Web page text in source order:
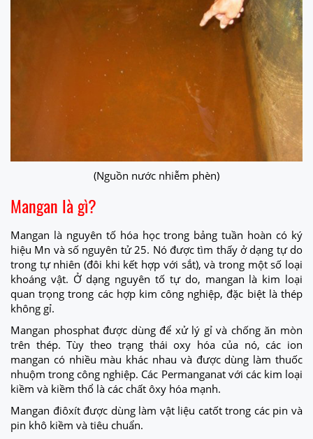
(Nguồn nước nhiễm phèn)
Mangan là gì?
Mangan là nguyên tố hóa học trong bảng tuần hoàn có ký
hiệu Mn và số nguyên tử 25. Nó được tìm thấy ở dạng tự do
trong tự nhiên (đôi khi kết hợp với sắt), và trong một số loại
khoáng vật. Ở dạng nguyên tố tự do, mangan là kim loại
quan trọng trong các hợp kim công nghiệp, đặc biệt là thép
không gỉ.
Mangan phosphat được dùng để xử lý gỉ và chống ăn mòn
trên thép. Tùy theo trạng thái oxy hóa của nó, các ion
mangan có nhiều màu khác nhau và được dùng làm thuốc
nhuộm trong công nghiệp. Các Permanganat với các kim loại
kiềm và kiềm thổ là các chất ôxy hóa mạnh.
Mangan điôxít được dùng làm vật liệu catốt trong các pin và
pin khô kiềm và tiêu chuẩn.